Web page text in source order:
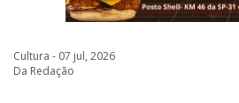
Cultura - 07 jul, 2026
Da Redação